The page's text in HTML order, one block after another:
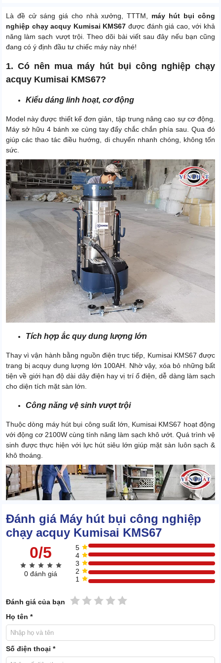
Là đề cử sáng giá cho nhà xưởng, TTTM, máy hút bụi công
nghiệp chạy acquy Kumisai KMS67 được đánh giá cao, với khả
năng làm sạch vượt trội. Theo dõi bài viết sau đây nếu bạn cũng
đang có ý định đầu tư chiếc máy này nhé!
1. Có nên mua máy hút bụi công nghiệp chạy
acquy Kumisai KMS67?
Kiểu dáng linh hoạt, cơ động
Model này được thiết kế đơn giản, tập trung nâng cao sự cơ động.
Máy sở hữu 4 bánh xe cùng tay đẩy chắc chắn phía sau. Qua đó
giúp các thao tác điều hướng, di chuyển nhanh chóng, không tốn
sức.
Tích hợp ắc quy dung lượng lớn
Thay vì vận hành bằng nguồn điện trực tiếp, Kumisai KMS67 được
trang bị acquy dung lượng lớn 100AH. Nhờ vậy, xóa bỏ những bất
tiện về giới hạn độ dài dây điện hay vị trí ổ điện, dễ dàng làm sạch
cho diện tích mặt sàn lớn.
Công năng vệ sinh vượt trội
Thuộc dòng máy hút bụi công suất lớn, Kumisai KMS67 hoạt động
với động cơ 2100W cùng tính năng làm sạch khô ướt. Quá trình vệ
sinh được thực hiện với lực hút siêu lớn giúp mặt sàn luôn sạch &
khô thoáng.
Vận hành êm ái
Đánh giá Máy hút bụi công nghiệp
chạy acquy Kumisai KMS67
0/5
0 đánh giá
5
4
3
2
1
Đánh giá của bạn 5 sao
4 sao
3 sao
2 sao
1 sao
Họ tên *
Số điện thoại *